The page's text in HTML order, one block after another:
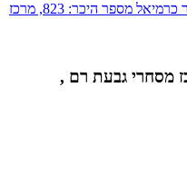
דואר ישראל שעות פתיחה, רשות הדואר כרמיאל מספר היכר: 823, מרכז
מסחרי גבעת רם ,